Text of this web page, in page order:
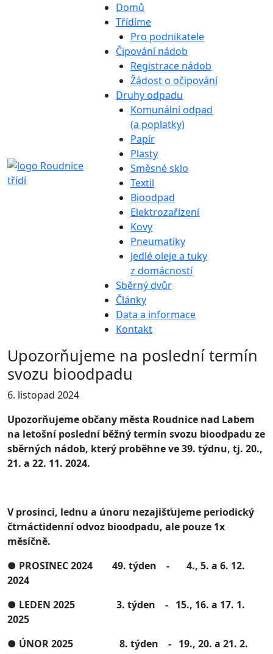
Domů
Třídíme
Pro podnikatele
Čipování nádob
Registrace nádob
Žádost o očipování
Druhy odpadu
Komunální odpad
(a poplatky)
Papír
Plasty
Směsné sklo
Textil
Bioodpad
Elektrozařízení
Kovy
Pneumatiky
Jedlé oleje a tuky
z domácností
Sběrný dvůr
Články
Data a informace
Kontakt
Upozorňujeme na poslední termín
svozu bioodpadu
6. listopad 2024
Upozorňujeme občany města Roudnice nad Labem
na letošní poslední běžný termín svozu bioodpadu ze
sběrných nádob, který proběhne ve 39. týdnu, tj. 20.,
21. a 22. 11. 2024.
V prosinci, lednu a únoru nezajišťujeme periodický
čtrnáctidenní odvoz bioodpadu, ale pouze 1x
měsíčně.
● PROSINEC 2024 49. týden - 4., 5. a 6. 12.
2024
● LEDEN 2025 3. týden - 15., 16. a 17. 1.
2025
● ÚNOR 2025 8. týden - 19., 20. a 21. 2.